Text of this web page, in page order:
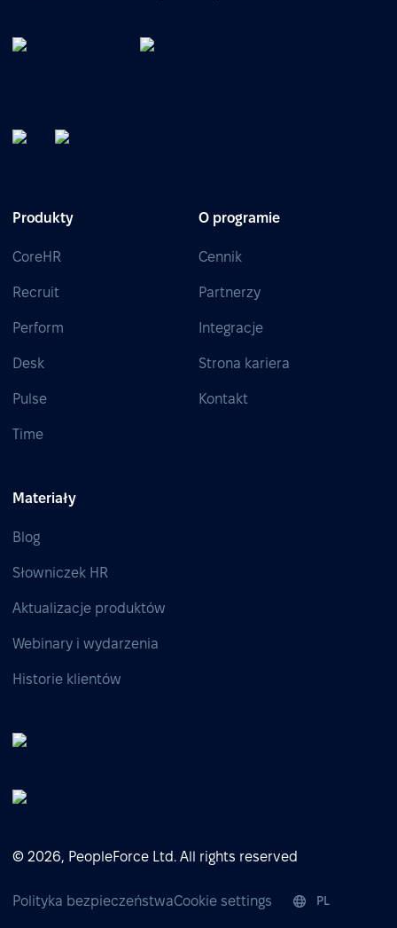
Produkty
CoreHR
Recruit
Perform
Desk
Pulse
Time
O programie
Cennik
Partnerzy
Integracje
Strona kariera
Kontakt
Materiały
Blog
Słowniczek HR
Aktualizacje produktów
Webinary i wydarzenia
Historie klientów
© 2026, PeopleForce Ltd. All rights reserved
Polityka bezpieczeństwaCookie settings PL